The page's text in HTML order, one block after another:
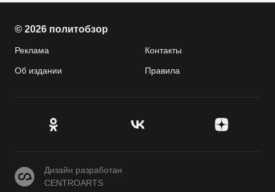
© 2026 политобзор
Реклама Контакты
Об издании Правила
CENTROARTS